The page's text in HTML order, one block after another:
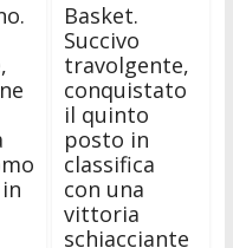
Basket.
Succivo
travolgente,
conquistato
il quinto
posto in
classifica
con una
vittoria
schiacciante